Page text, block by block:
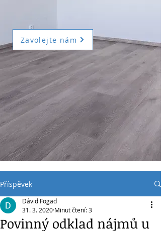
Zavolejte nám
Příspěvek
Povinný odklad nájmů u
Dávid Fogad
31. 3. 2020 Minut čtení: 3